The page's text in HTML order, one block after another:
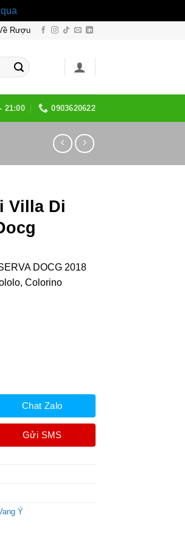
Rượu
21:00 0903620622
Villa Di
DOCG 2018
Colorino
Chat Zalo
Gửi SMS
Ý